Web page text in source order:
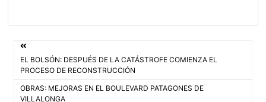
o
k
e
A
p
Navegación
de
entradas
EL BOLSÓN: DESPUÉS DE LA CATÁSTROFE COMIENZA EL
PROCESO DE RECONSTRUCCIÓN
OBRAS: MEJORAS EN EL BOULEVARD PATAGONES DE
VILLALONGA